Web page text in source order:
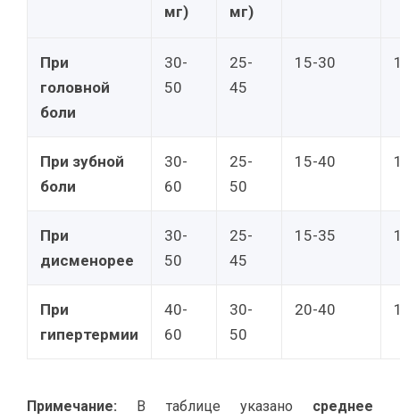
мг)
мг)
При
головной
боли
30-
50
25-
45
15-30
При зубной
боли
30-
60
25-
50
15-40
При
дисменорее
30-
50
25-
45
15-35
При
гипертермии
40-
60
30-
50
20-40
Примечание: В таблице указано среднее